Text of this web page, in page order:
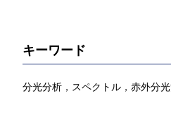
キーワード
分光分析，スペクトル，赤外分